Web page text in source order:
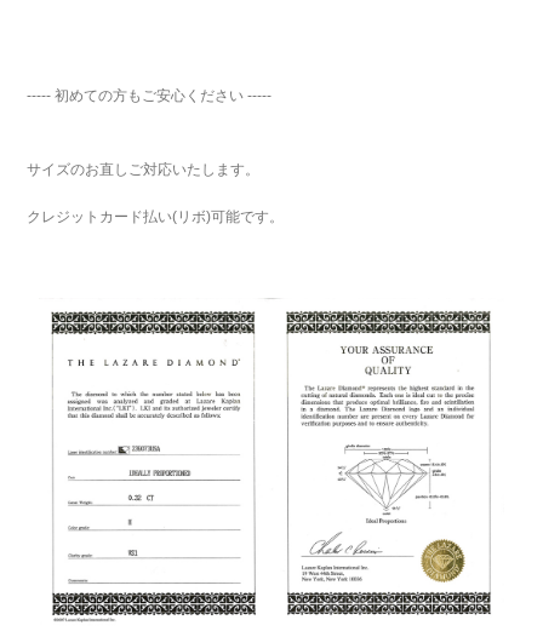
----- 初めての方もご安心ください -----
サイズのお直しご対応いたします。
クレジットカード払い(リボ)可能です。